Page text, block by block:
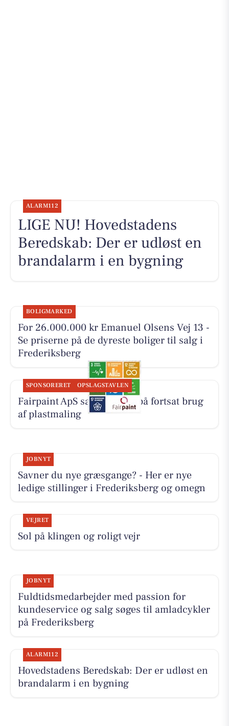
ALARM112
LIGE NU! Hovedstadens
Beredskab: Der er udløst en
brandalarm i en bygning
BOLIGMARKED
For 26.000.000 kr Emanuel Olsens Vej 13 -
Se priserne på de dyreste boliger til salg i
Frederiksberg
SPONSORERET OPSLAGSTAVLEN
Fairpaint ApS sætter fokus på fortsat brug
af plastmaling
JOBNYT
Savner du nye græsgange? - Her er nye
ledige stillinger i Frederiksberg og omegn
VEJRET
Sol på klingen og roligt vejr
JOBNYT
Fuldtidsmedarbejder med passion for
kundeservice og salg søges til amladcykler
på Frederiksberg
ALARM112
Hovedstadens Beredskab: Der er udløst en
brandalarm i en bygning